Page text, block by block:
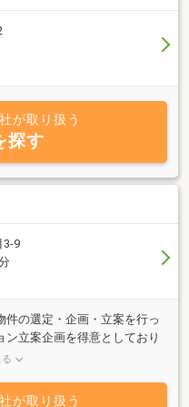
が取り扱う
探す
3-9
件の選定・企画・立案を行っ
立案企画を得意としており
ＦＣ北見店にお任せ下さ
が取り扱う